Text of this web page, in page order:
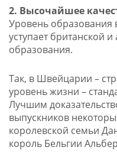
2. Высочайшее
Уровень образования
уступает британской
образования.
Так, в Швейцарии –
уровень жизни –
Лучшим
выпускников
королевской семьи
король Бельгии